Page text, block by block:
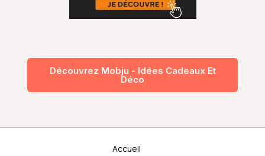
Découvrez Mobju - Idées Cadeaux Et
Déco
Accueil